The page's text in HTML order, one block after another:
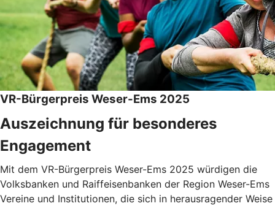
VR-Bürgerpreis Weser-Ems 2025
Auszeichnung für besonderes
Engagement
Mit dem VR-Bürgerpreis Weser-Ems 2025 würdigen die
Volksbanken und Raiffeisenbanken der Region Weser-Ems
Vereine und Institutionen, die sich in herausragender Weise